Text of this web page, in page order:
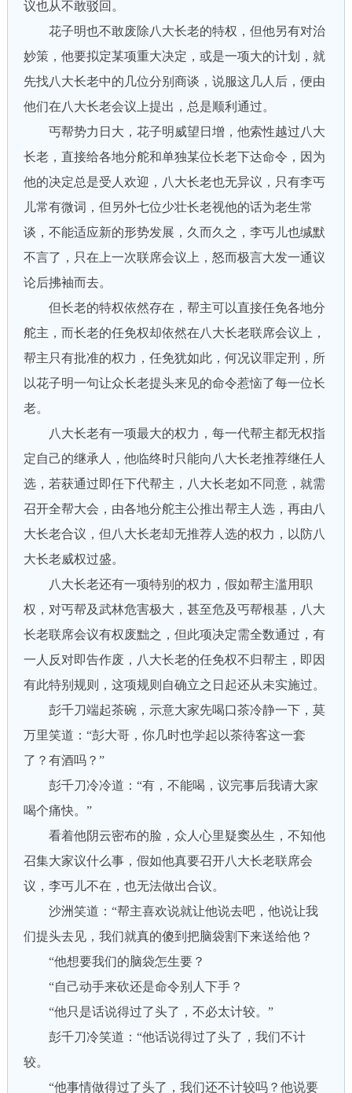
议也从不敢驳回。
花子明也不敢废除八大长老的特权，但他另有对治
妙策，他要拟定某项重大决定，或是一项大的计划，就
先找八大长老中的几位分别商谈，说服这几人后，便由
他们在八大长老会议上提出，总是顺利通过。
丐帮势力日大，花子明威望日增，他索性越过八大
长老，直接给各地分舵和单独某位长老下达命令，因为
他的决定总是受人欢迎，八大长老也无异议，只有李丐
儿常有微词，但另外七位少壮长老视他的话为老生常
谈，不能适应新的形势发展，久而久之，李丐儿也缄默
不言了，只在上一次联席会议上，怒而极言大发一通议
论后拂袖而去。
但长老的特权依然存在，帮主可以直接任免各地分
舵主，而长老的任免权却依然在八大长老联席会议上，
帮主只有批准的权力，任免犹如此，何况议罪定刑，所
以花子明一句让众长老提头来见的命令惹恼了每一位长
老。
八大长老有一项最大的权力，每一代帮主都无权指
定自己的继承人，他临终时只能向八大长老推荐继任人
选，若获通过即任下代帮主，八大长老如不同意，就需
召开全帮大会，由各地分舵主公推出帮主人选，再由八
大长老合议，但八大长老却无推荐人选的权力，以防八
大长老威权过盛。
八大长老还有一项特别的权力，假如帮主滥用职
权，对丐帮及武林危害极大，甚至危及丐帮根基，八大
长老联席会议有权废黜之，但此项决定需全数通过，有
一人反对即告作废，八大长老的任免权不归帮主，即因
有此特别规则，这项规则自确立之日起还从未实施过。
彭千刀端起茶碗，示意大家先喝口茶冷静一下，莫
万里笑道：“彭大哥，你几时也学起以茶待客这一套
了？有酒吗？”
彭千刀冷冷道：“有，不能喝，议完事后我请大家
喝个痛快。”
看着他阴云密布的脸，众人心里疑窦丛生，不知他
召集大家议什么事，假如他真要召开八大长老联席会
议，李丐儿不在，也无法做出合议。
沙洲笑道：“帮主喜欢说就让他说去吧，他说让我
们提头去见，我们就真的傻到把脑袋割下来送给他？
“他想要我们的脑袋怎生要？
“自己动手来砍还是命令别人下手？
“他只是话说得过了头了，不必太计较。”
彭千刀冷笑道：“他话说得过了头了，我们不计
较。
“他事情做得过了头了，我们还不计较吗？他说要